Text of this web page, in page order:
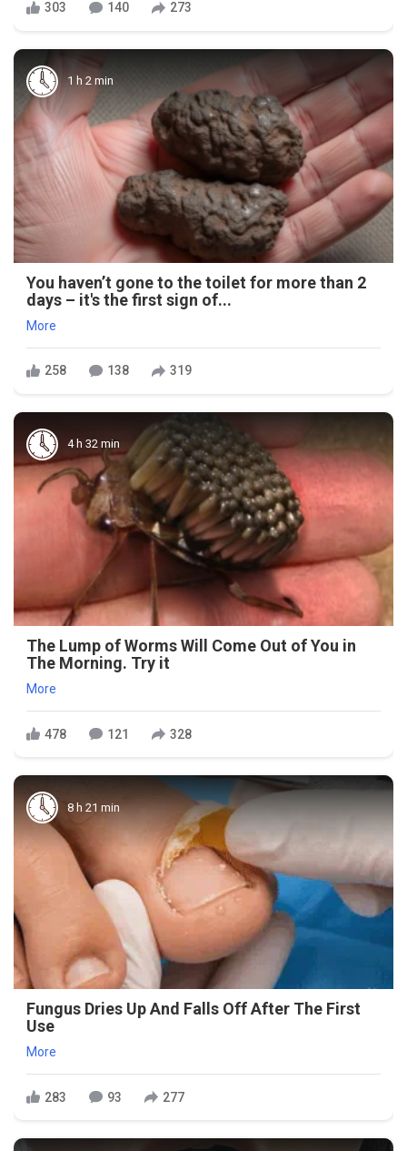
303 140 273
1 h 2 min
You haven’t gone to the toilet for more than 2
days – it's the first sign of...
More
258 138 319
4 h 32 min
The Lump of Worms Will Come Out of You in
The Morning. Try it
More
478 121 328
8 h 21 min
Fungus Dries Up And Falls Off After The First
Use
More
283 93 277